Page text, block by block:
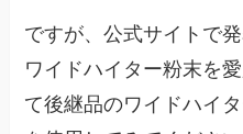
ですが、公式サイトで
ワイドハイター粉末を
て後継品のワイドハイ